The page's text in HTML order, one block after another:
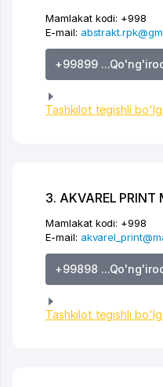
Mamlakat kodi: +998
E-mail:
+99899
Tashkilot tegishli
3. AKVAREL PRINT
Mamlakat kodi: +998
E-mail:
+99898
Tashkilot tegishli